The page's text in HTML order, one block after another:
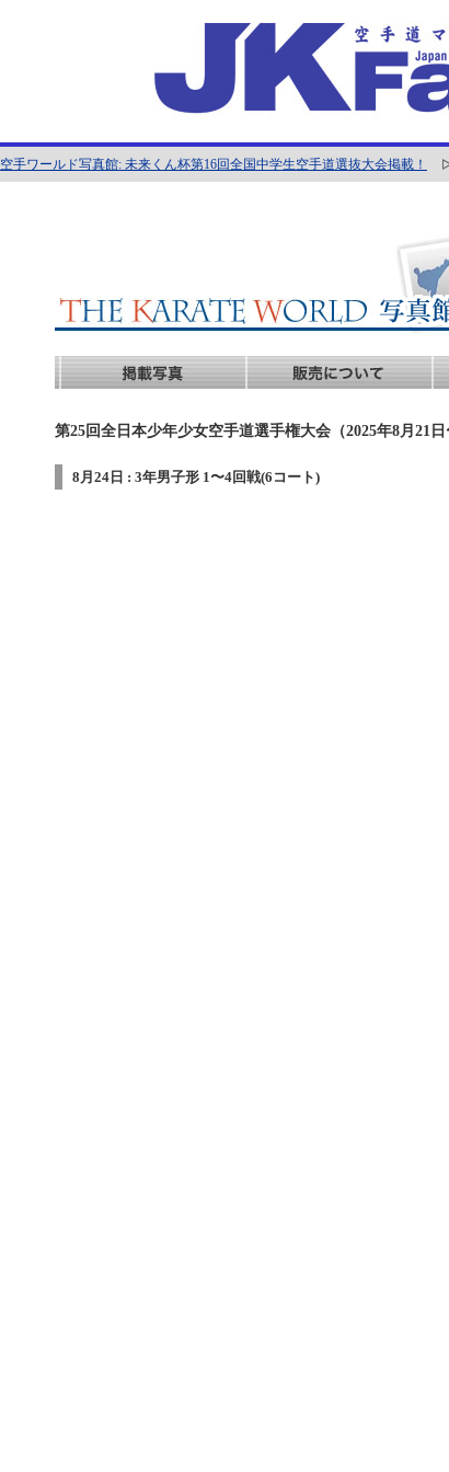
空手ワールド写真館: 未来くん杯第16回全国中学生空手道選抜大会掲載！
第25回全日本少年少女空手道選手権大会（2025年8月21
8月24日 : 3年男子形 1〜4回戦(6コート)